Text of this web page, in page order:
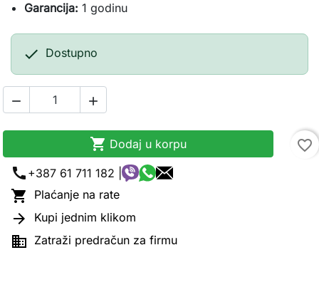
Garancija: 1 godinu
 Dostupno
 
 Dodaj u korpu
favorite_border
call +387 61 711 182 |
 Plaćanje na rate
 Kupi jednim klikom
 Zatraži predračun za firmu